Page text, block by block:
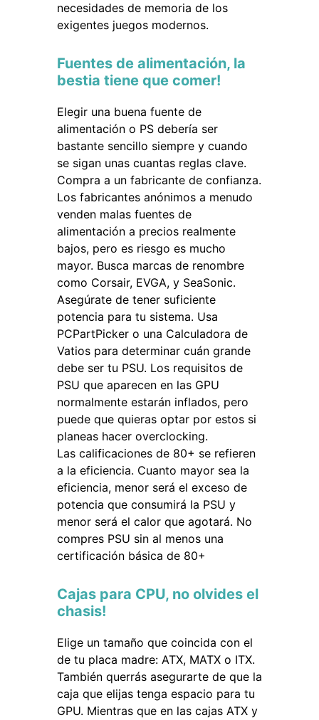
necesidades de memoria de los
exigentes juegos modernos.
Fuentes de alimentación, la
bestia tiene que comer!
Elegir una buena fuente de
alimentación o PS debería ser
bastante sencillo siempre y cuando
se sigan unas cuantas reglas clave.
Compra a un fabricante de confianza.
Los fabricantes anónimos a menudo
venden malas fuentes de
alimentación a precios realmente
bajos, pero es riesgo es mucho
mayor. Busca marcas de renombre
como Corsair, EVGA, y SeaSonic.
Asegúrate de tener suficiente
potencia para tu sistema. Usa
PCPartPicker o una Calculadora de
Vatios para determinar cuán grande
debe ser tu PSU. Los requisitos de
PSU que aparecen en las GPU
normalmente estarán inflados, pero
puede que quieras optar por estos si
planeas hacer overclocking.
Las calificaciones de 80+ se refieren
a la eficiencia. Cuanto mayor sea la
eficiencia, menor será el exceso de
potencia que consumirá la PSU y
menor será el calor que agotará. No
compres PSU sin al menos una
certificación básica de 80+
Cajas para CPU, no olvides el
chasis!
Elige un tamaño que coincida con el
de tu placa madre: ATX, MATX o ITX.
También querrás asegurarte de que la
caja que elijas tenga espacio para tu
GPU. Mientras que en las cajas ATX y